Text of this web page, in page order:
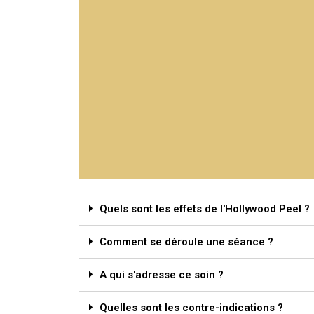
Quels sont les effets de l'Hollywood Peel ?
Comment se déroule une séance ?
A qui s'adresse ce soin ?
Quelles sont les contre-indications ?